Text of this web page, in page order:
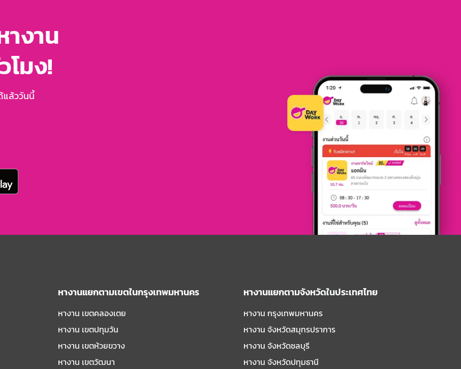
งาน
โมง!
แล้ววันนี้
หางานแยกตามเขตในกรุงเทพมหานคร
หางาน เขตคลองเตย
หางาน เขตปทุมวัน
หางาน เขตห้วยขวาง
หางาน เขตวัฒนา
หางานแยกตามจังหวัดในประเทศไทย
หางาน กรุงเทพมหานคร
หางาน จังหวัดสมุทรปราการ
หางาน จังหวัดชลบุรี
หางาน จังหวัดปทุมธานี